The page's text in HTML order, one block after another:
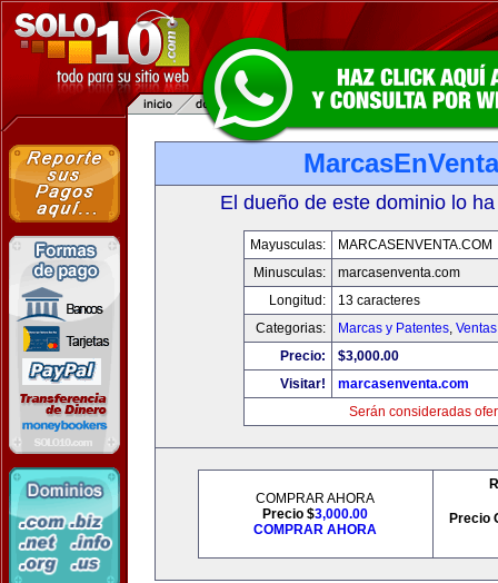
El dueño de este dominio lo
Mayusculas:
MARCASENVENTA.COM
Minusculas:
marcasenventa.com
Longitud:
13 caracteres
Categorias:
Marcas y Patentes,
Precio:
$3,000.00
Visitar!
marcasenventa.com
Serán consideradas
COMPRAR AHORA
Precio $3,000.00
COMPRAR AHORA
Precio